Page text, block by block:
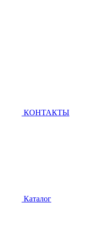
КОНТАКТЫ
Каталог